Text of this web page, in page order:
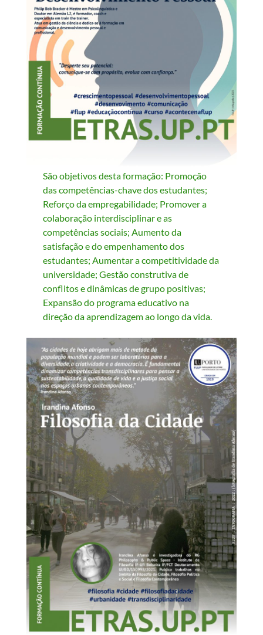
São objetivos desta formação: Promoção
das competências-chave dos estudantes;
Reforço da empregabilidade; Promover a
colaboração interdisciplinar e as
competências sociais; Aumento da
satisfação e do empenhamento dos
estudantes; Aumentar a competitividade da
universidade; Gestão construtiva de
conflitos e dinâmicas de grupo positivas;
Expansão do programa educativo na
direção da aprendizagem ao longo da vida.